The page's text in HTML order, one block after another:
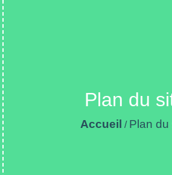
Plan du
Accueil / Plan du